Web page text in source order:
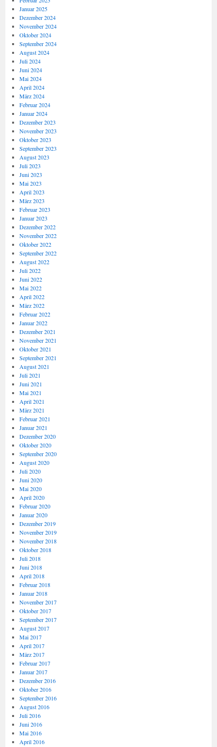
Januar 2025
Dezember 2024
November 2024
Oktober 2024
September 2024
August 2024
Juli 2024
Juni 2024
Mai 2024
April 2024
März 2024
Februar 2024
Januar 2024
Dezember 2023
November 2023
Oktober 2023
September 2023
August 2023
Juli 2023
Juni 2023
Mai 2023
April 2023
März 2023
Februar 2023
Januar 2023
Dezember 2022
November 2022
Oktober 2022
September 2022
August 2022
Juli 2022
Juni 2022
Mai 2022
April 2022
März 2022
Februar 2022
Januar 2022
Dezember 2021
November 2021
Oktober 2021
September 2021
August 2021
Juli 2021
Juni 2021
Mai 2021
April 2021
März 2021
Februar 2021
Januar 2021
Dezember 2020
Oktober 2020
September 2020
August 2020
Juli 2020
Juni 2020
Mai 2020
April 2020
Februar 2020
Januar 2020
Dezember 2019
November 2019
November 2018
Oktober 2018
Juli 2018
Juni 2018
April 2018
Februar 2018
Januar 2018
November 2017
Oktober 2017
September 2017
August 2017
Mai 2017
April 2017
März 2017
Februar 2017
Januar 2017
Dezember 2016
Oktober 2016
September 2016
August 2016
Juli 2016
Juni 2016
Mai 2016
April 2016